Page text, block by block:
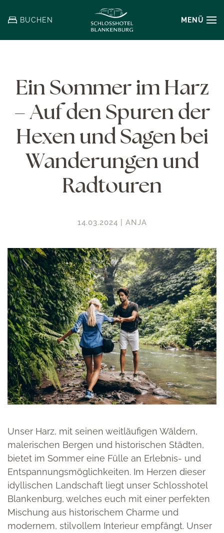
Hauptinhalt
BUCHEN MENÜ
Ein Sommer im Harz
– Auf den Spuren der
Hexen und Sagen bei
Wanderungen und
Radtouren
14.03.2024 | ANJA
Unser Harz, mit seinen weitläufigen Wäldern,
malerischen Bergen und historischen Städten,
bietet im Sommer eine Fülle an Erlebnis- und
Entspannungsmöglichkeiten. Im Herzen dieser
idyllischen Landschaft liegt unser Schlosshotel
Blankenburg, welches euch mit einer perfekten
Mischung aus historischem Charme und
modernem, stilvollem Interieur empfängt. Unser